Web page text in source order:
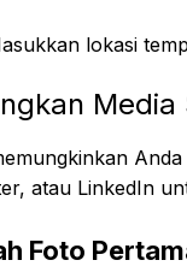
lokasi
Media
atau LinkedIn
Foto